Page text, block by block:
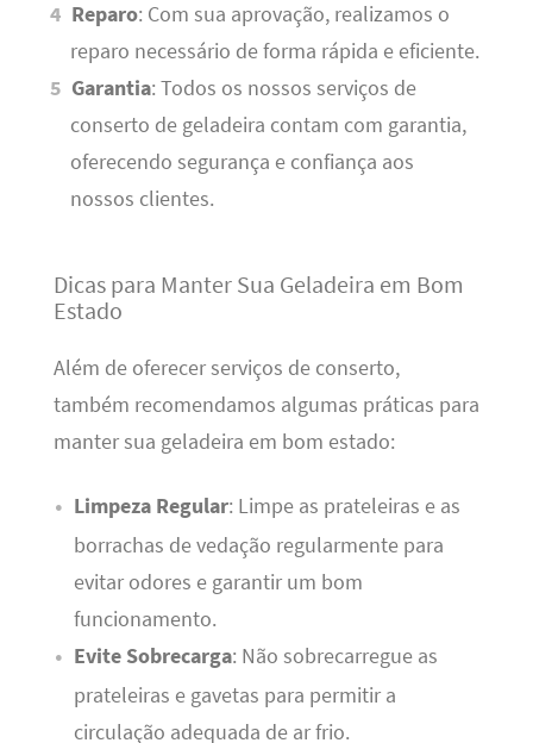
Reparo: Com sua aprovação, realizamos o
reparo necessário de forma rápida e eficiente.
Garantia: Todos os nossos serviços de
conserto de geladeira contam com garantia,
oferecendo segurança e confiança aos
nossos clientes.
Dicas para Manter Sua Geladeira em Bom
Estado
Além de oferecer serviços de conserto,
também recomendamos algumas práticas para
manter sua geladeira em bom estado:
Limpeza Regular: Limpe as prateleiras e as
borrachas de vedação regularmente para
evitar odores e garantir um bom
funcionamento.
Evite Sobrecarga: Não sobrecarregue as
prateleiras e gavetas para permitir a
circulação adequada de ar frio.